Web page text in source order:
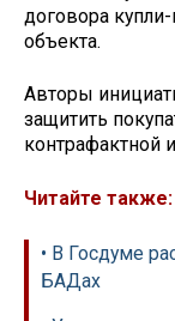
договора
объекта.
Авторы
защитить
контрафактной
Читайте также:
• В Госдуме
БАДах